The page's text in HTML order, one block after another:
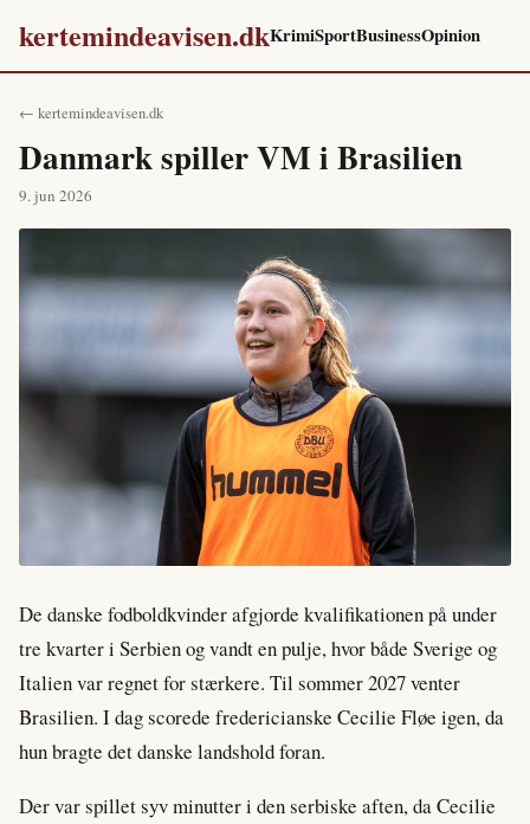
kertemindeavisen.dkKrimiSportBusinessOpinion
← kertemindeavisen.dk
Danmark spiller VM i Brasilien
9. jun 2026
De danske fodboldkvinder afgjorde kvalifikationen på under
tre kvarter i Serbien og vandt en pulje, hvor både Sverige og
Italien var regnet for stærkere. Til sommer 2027 venter
Brasilien. I dag scorede fredericianske Cecilie Fløe igen, da
hun bragte det danske landshold foran.
Der var spillet syv minutter i den serbiske aften, da Cecilie